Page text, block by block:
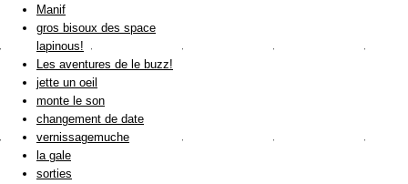
Manif
gros bisoux des space
lapinous!
Les aventures de le buzz!
jette un oeil
monte le son
changement de date
vernissagemuche
la gale
sorties